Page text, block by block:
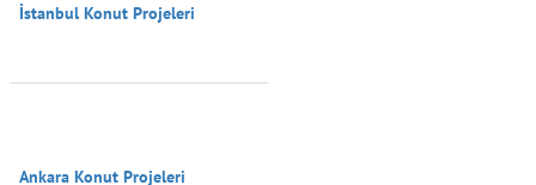
İstanbul Konut Projeleri
Ankara Konut Projeleri